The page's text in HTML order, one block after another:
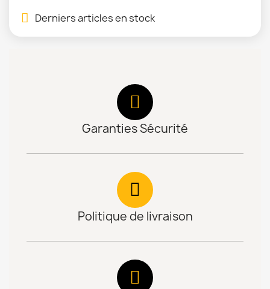
Derniers articles en stock
Garanties Sécurité
Politique de livraison